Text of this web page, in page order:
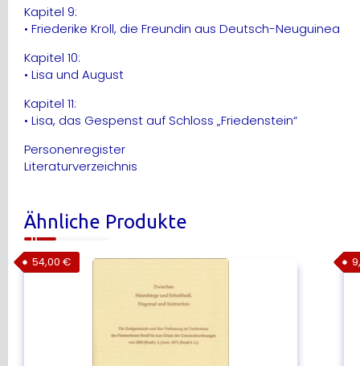
Kapitel 9:
• Friederike Kroll, die Freundin aus Deutsch-Neuguinea
Kapitel 10:
• Lisa und August
Kapitel 11:
• Lisa, das Gespenst auf Schloss „Friedenstein“
Personenregister
Literaturverzeichnis
Ähnliche Produkte
54,00 €